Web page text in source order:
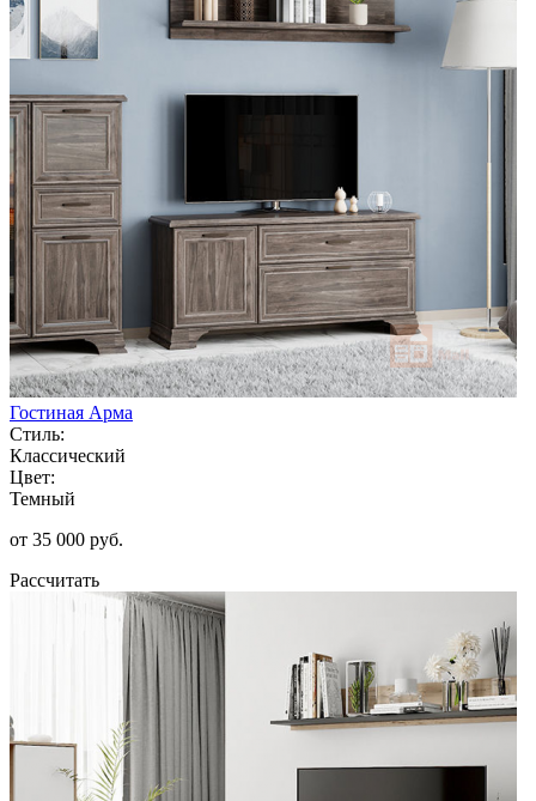
Гостиная Арма
Стиль:
Классический
Цвет:
Темный
от 35 000 руб.
Рассчитать